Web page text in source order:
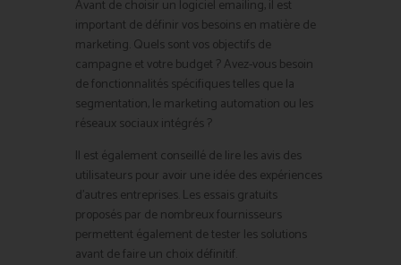
Avant de choisir un logiciel emailing, il est
important de définir vos besoins en matière de
marketing. Quels sont vos objectifs de
campagne et votre budget ? Avez-vous besoin
de fonctionnalités spécifiques telles que la
segmentation, le marketing automation ou les
réseaux sociaux intégrés ?
Il est également conseillé de lire les avis des
utilisateurs pour avoir une idée des expériences
d’autres entreprises. Les essais gratuits
proposés par de nombreux fournisseurs
permettent également de tester les solutions
avant de faire un choix définitif.